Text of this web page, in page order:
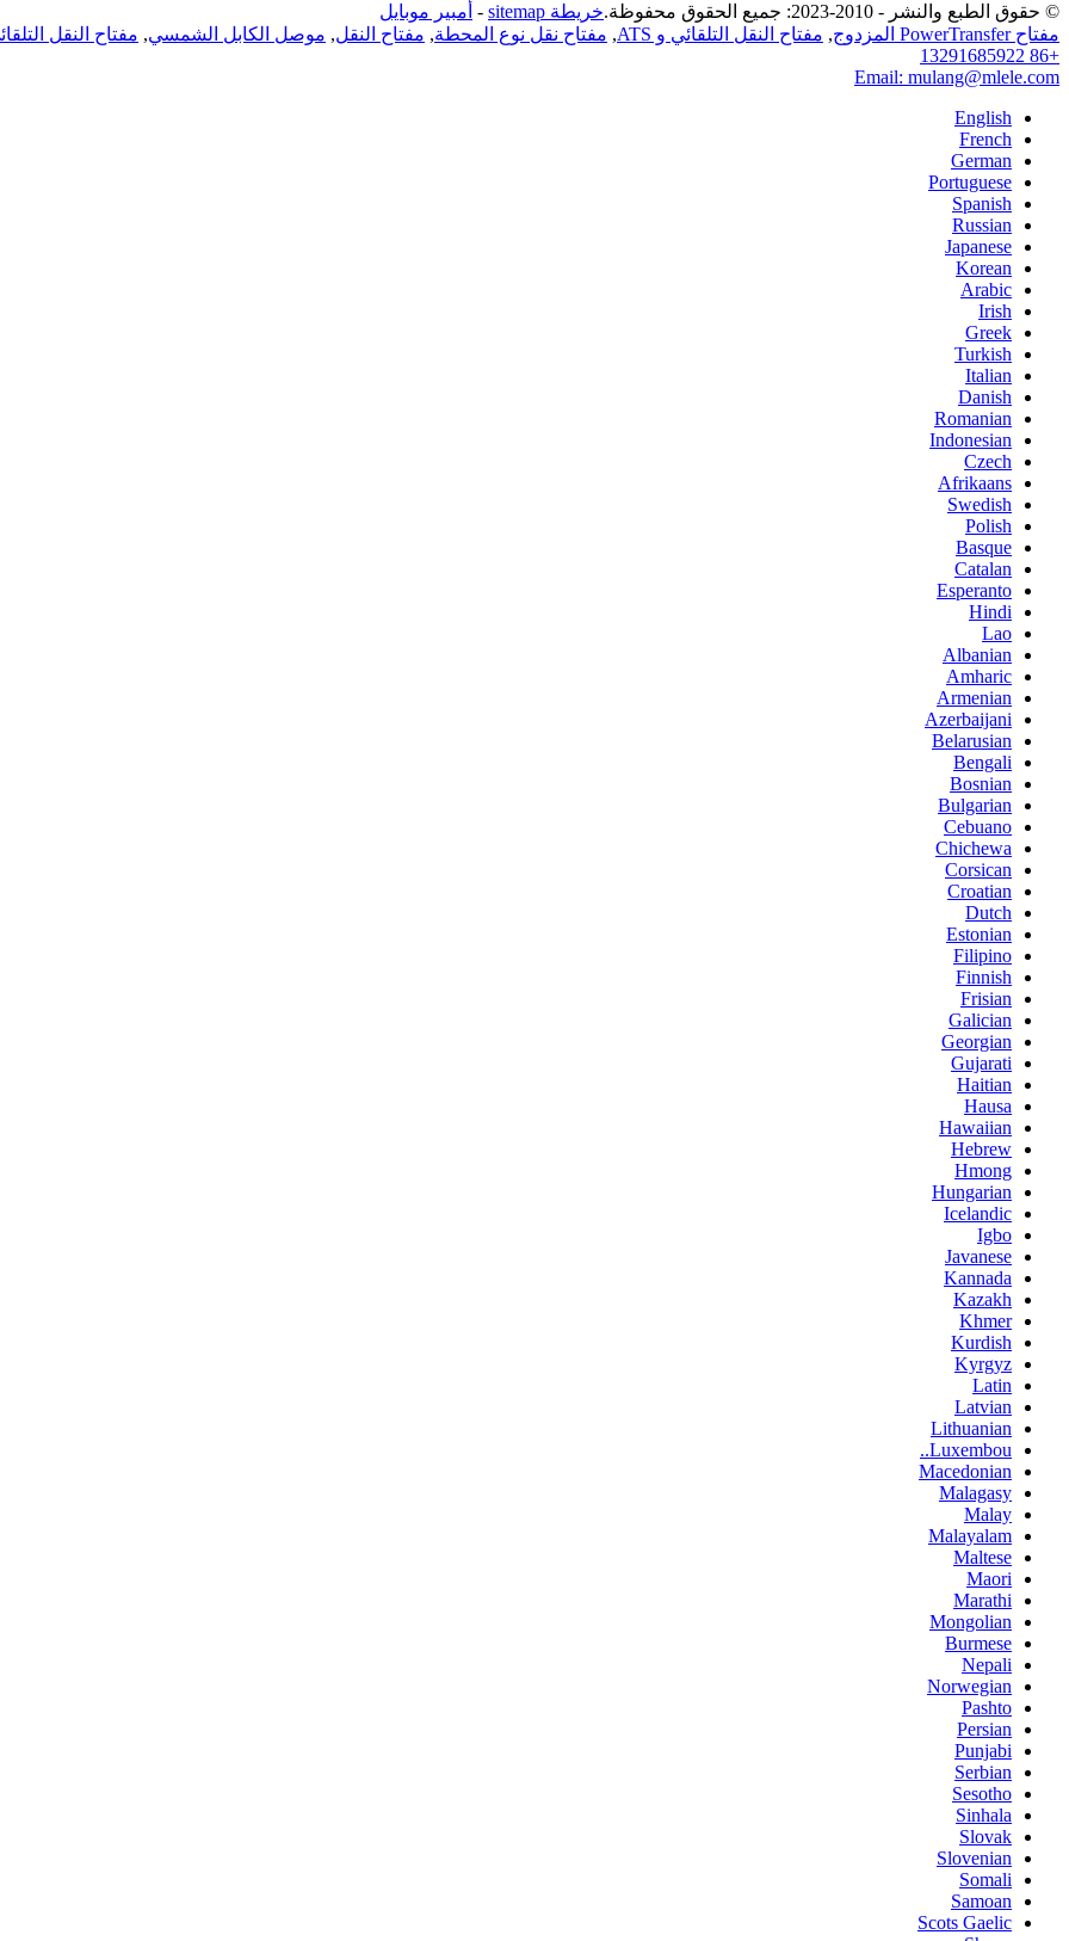
© حقوق الطبع والنشر - 2010-2023: جميع الحقوق محفوظة. خريطة sitemap - أمبير موبايل
مفتاح PowerTransfer المزدوج
, مفتاح النقل التلقائي و ATS , مفتاح نقل نوع المحطة, مفتاح النقل, موصل الكابل الشمسي, مفتاح النقل
+86 13291685922
Email: mulang@mlele.com
English
French
German
Portuguese
Spanish
Russian
Japanese
Korean
Arabic
Irish
Greek
Turkish
Italian
Danish
Romanian
Indonesian
Czech
Afrikaans
Swedish
Polish
Basque
Catalan
Esperanto
Hindi
Lao
Albanian
Amharic
Armenian
Azerbaijani
Belarusian
Bengali
Bosnian
Bulgarian
Cebuano
Chichewa
Corsican
Croatian
Dutch
Estonian
Filipino
Finnish
Frisian
Galician
Georgian
Gujarati
Haitian
Hausa
Hawaiian
Hebrew
Hmong
Hungarian
Icelandic
Igbo
Javanese
Kannada
Kazakh
Khmer
Kurdish
Kyrgyz
Latin
Latvian
Lithuanian
Luxembou..
Macedonian
Malagasy
Malay
Malayalam
Maltese
Maori
Marathi
Mongolian
Burmese
Nepali
Norwegian
Pashto
Persian
Punjabi
Serbian
Sesotho
Sinhala
Slovak
Slovenian
Somali
Samoan
Scots Gaelic